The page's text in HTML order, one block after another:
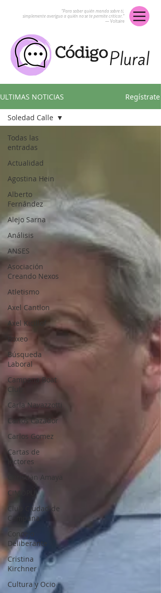
“Para saber quién manda sobre ti,
simplemente averigua a quién no se te permite criticar.”
― Voltaire
ULTIMAS NOTICIAS Regístrate
Todas las
entradas
Actualidad
Agostina Hein
Alberto
Fernández
Alejo Sarna
Análisis
ANSES
Asociación
Creando Nexos
Atletismo
Axel Cantlon
Axel Kicillof
Boxeo
Búsqueda
Laboral
Campana Boat
Club
Carla Navazzotti
Carlos Cazador
Carlos Gomez
Cartas de
lectores
Christian Amaya
CIMOPU
Club Ciudad de
Campana
Concejo
Deliberante
Cristina
Kirchner
Cultura y Ocio
Soledad Calle